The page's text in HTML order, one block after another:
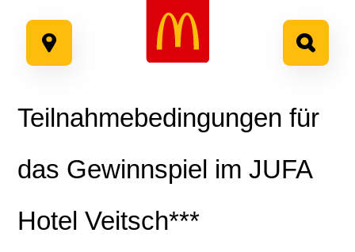
Inhalt
springen
Teilnahmebedingungen für
das Gewinnspiel im JUFA
Hotel Veitsch***